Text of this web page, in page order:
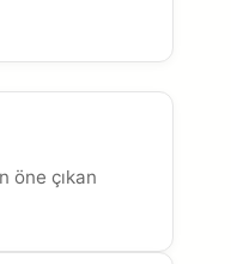
öne çıkan